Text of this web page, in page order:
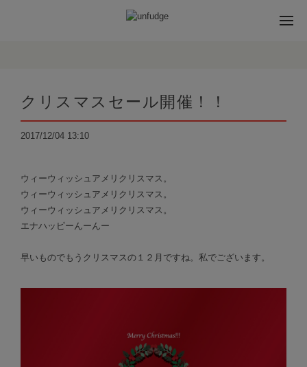
クリスマスセール開催！！
2017/12/04 13:10
ウィーウィッシュアメリクリスマス。
ウィーウィッシュアメリクリスマス。
ウィーウィッシュアメリクリスマス。
エナハッピーんーんー
早いものでもうクリスマスの１２月ですね。私でございます。